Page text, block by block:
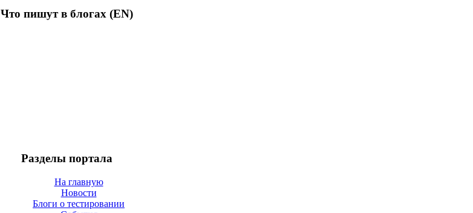
Что пишут в блогах (EN)
Разделы портала
На главную
Новости
Блоги о тестировании